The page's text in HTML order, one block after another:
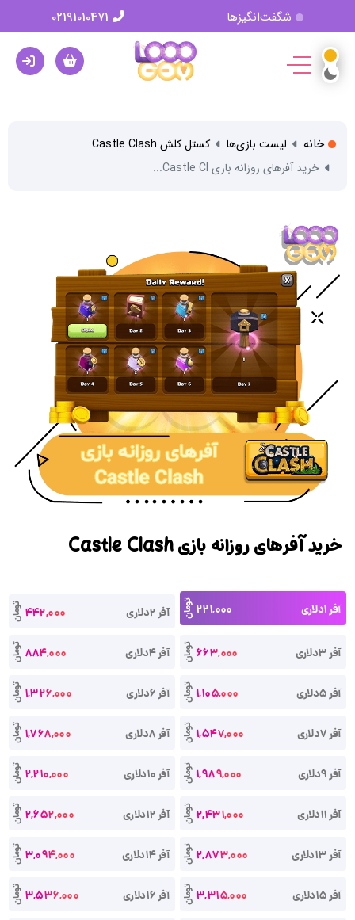
شگفت‌انگیزها
خانه لیست بازی‌ها
کستل کلش Castle Clash
خرید آفرهای روزانه بازی Castle Cl...
خرید آفرهای روزانه بازی Castle Clash
آفر 1دلاری 221,000 تومان آفر 2دلاری 442,000 تومان
آفر 3دلاری 663,000 تومان آفر 4دلاری 884,000 تومان
آفر 5دلاری 1,105,000 تومان آفر 6دلاری 1,326,000 تومان
آفر 7دلاری 1,547,000 تومان آفر 8دلاری 1,768,000 تومان
آفر 9دلاری 1,989,000 تومان آفر 10دلاری 2,210,000 تومان
آفر 11دلاری 2,431,000 تومان آفر 12دلاری 2,652,000 تومان
آفر 13دلاری 2,873,000 تومان آفر 14دلاری 3,094,000 تومان
آفر 15دلاری 3,315,000 تومان آفر 16دلاری 3,536,000 تومان